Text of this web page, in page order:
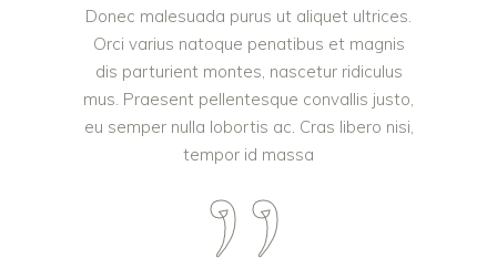
Donec malesuada purus ut aliquet ultrices.
Orci varius natoque penatibus et magnis
dis parturient montes, nascetur ridiculus
mus. Praesent pellentesque convallis justo,
eu semper nulla lobortis ac. Cras libero nisi,
tempor id massa